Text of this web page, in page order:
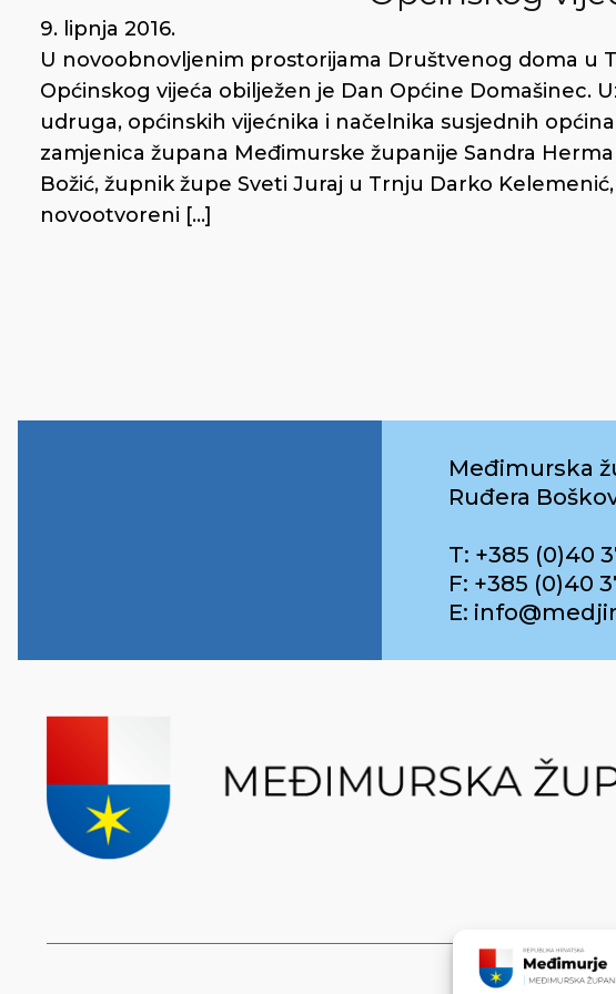
9. lipnja 2016.
U novoobnovljenim prostorijama Društvenog doma u
Općinskog vijeća obilježen je Dan Općine Domašinec.
udruga, općinskih vijećnika i načelnika susjednih
zamjenica župana Međimurske županije Sandra
Božić, župnik župe Sveti Juraj u Trnju Darko
novootvoreni […]
Međimurska
Ruđera
T: +385 (0)40
F: +385 (0)40
E: